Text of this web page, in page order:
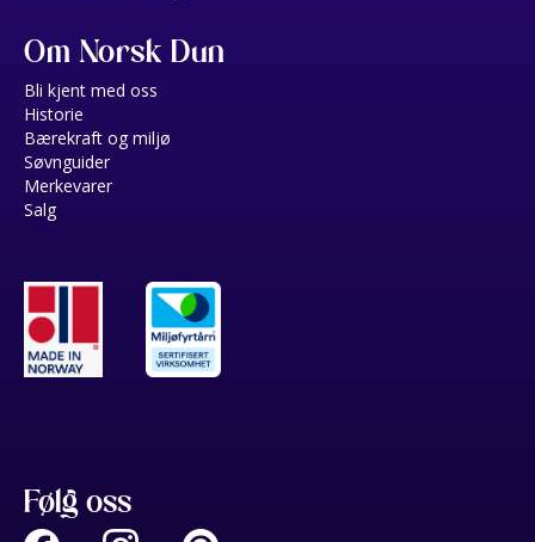
Om Norsk Dun
Bli kjent med oss
Historie
Bærekraft og miljø
Søvnguider
Merkevarer
Salg
Følg oss